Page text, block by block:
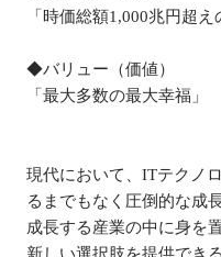
「時価総額1,000兆円超え
◆バリュー（価値）
「最大多数の最大幸福」
現代において、ITテクノ
るまでもなく圧倒的な成
成長する産業の中に身を